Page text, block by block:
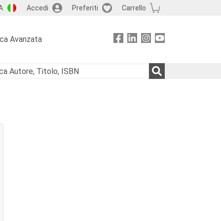
Accedi Preferiti Carrello
Avanzata